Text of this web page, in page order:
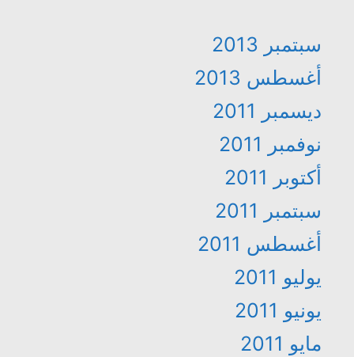
سبتمبر 2013
أغسطس 2013
ديسمبر 2011
نوفمبر 2011
أكتوبر 2011
سبتمبر 2011
أغسطس 2011
يوليو 2011
يونيو 2011
مايو 2011